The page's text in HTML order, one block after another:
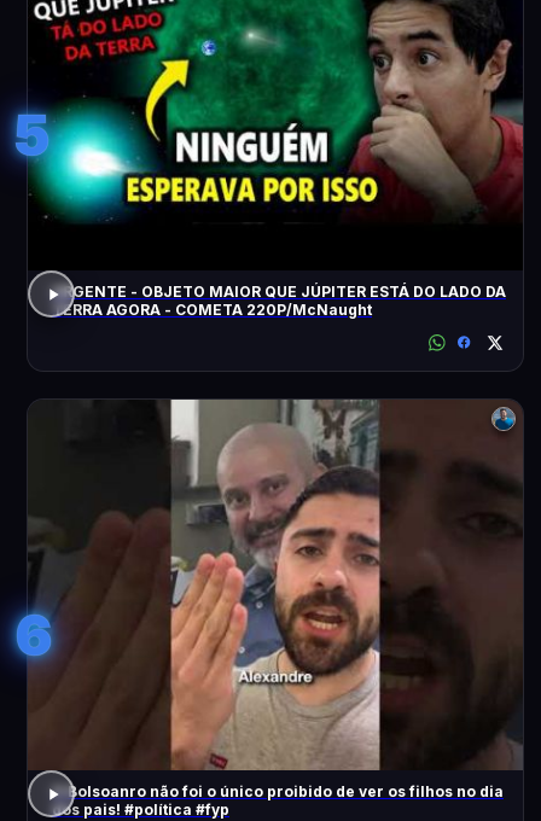
5
URGENTE - OBJETO MAIOR QUE JÚPITER ESTÁ DO LADO DA
TERRA AGORA - COMETA 220P/McNaught
6
O Bolsoanro não foi o único proibido de ver os filhos no dia
dos pais! #política #fyp